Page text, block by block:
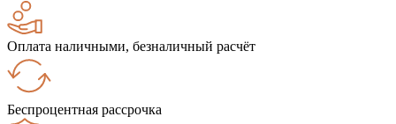
Оплата наличными, безналичный расчёт
Беспроцентная рассрочка